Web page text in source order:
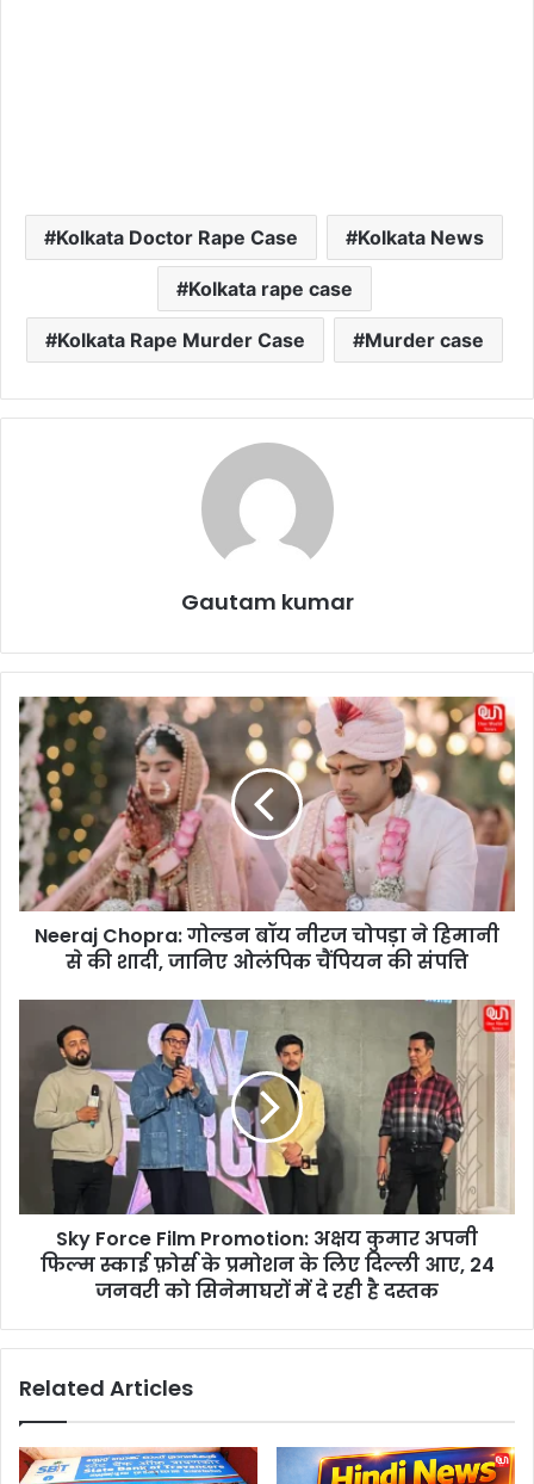
Kolkata Doctor Rape Case Kolkata News
Kolkata rape case
Kolkata Rape Murder Case Murder case
Gautam kumar
N
e
e
r
a
j
C
h
o
हि
नी
शा
Neeraj Chopra: गोल्डन बॉय नीरज चोपड़ा ने हिमानी
से की शादी, जानिए ओलंपिक चैंपियन की संपत्ति
F
m
Sky Force Film Promotion: अक्षय कुमार अपनी
फिल्म स्काई फ़ोर्स के प्रमोशन के लिए दिल्ली आए, 24
जनवरी को सिनेमाघरों में दे रही है दस्तक
Related Articles